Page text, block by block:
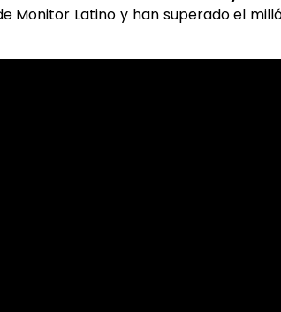
Monitor Latino y han superado el